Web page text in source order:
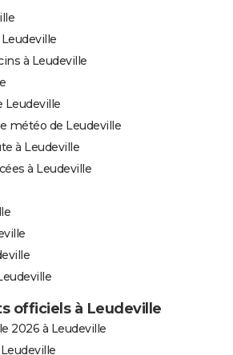
à Leudeville
Leudeville
météo de Leudeville
à Leudeville
à Leudeville
officiels à Leudeville
2026 à Leudeville